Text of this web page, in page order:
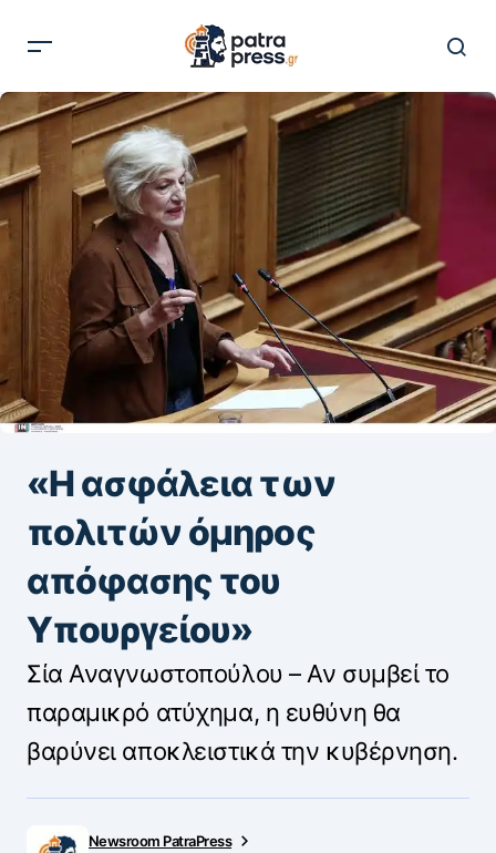
«Η ασφάλεια των
πολιτών όμηρος
απόφασης του
Υπουργείου»
Σία Αναγνωστοπούλου – Αν συμβεί το
παραμικρό ατύχημα, η ευθύνη θα
βαρύνει αποκλειστικά την κυβέρνηση.
Newsroom PatraPress